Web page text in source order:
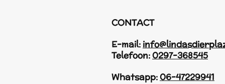
CONTACT
E-mail:
Telefoon:0297-368545
Whatsapp:06-47229941